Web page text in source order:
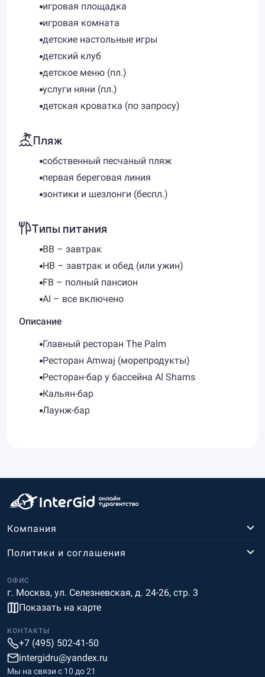
игровая площадка
игровая комната
детские настольные игры
детский клуб
детское меню (пл.)
услуги няни (пл.)
детская кроватка (по запросу)
Пляж
собственный песчаный пляж
первая береговая линия
зонтики и шезлонги (беспл.)
Типы питания
BB – завтрак
HB – завтрак и обед (или ужин)
FB – полный пансион
AI – все включено
Описание
Главный ресторан The Palm
Ресторан Amwaj (морепродукты)
Ресторан-бар у бассейна Al Shams
Кальян-бар
Лаунж-бар
Компания
ОФИС
г. Москва, ул. Селезневская, д. 24-26, стр. 3
Показать на карте
Политики и соглашения
КОНТАКТЫ
+7 (495) 502-41-50
intergidru@yandex.ru
Мы на связи c 10 до 21